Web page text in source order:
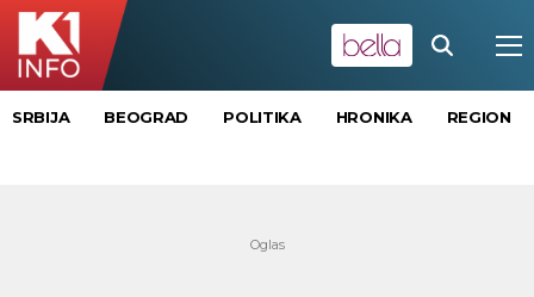
SRBIJA BEOGRAD POLITIKA HRONIKA REGION